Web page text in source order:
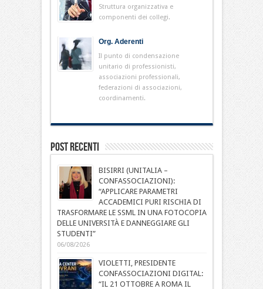
Struttura organizzativa e
componenti dei collegi.
Org. Aderenti
Il punto di condensazione
unitario di professionisti,
associazioni professionali,
federazioni di associazioni,
coordinamenti.
Post Recenti
BISIRRI (UNITALIA –
CONFASSOCIAZIONI):
“APPLICARE PARAMETRI
ACCADEMICI PURI RISCHIA DI
TRASFORMARE LE SSML IN UNA FOTOCOPIA
DELLE UNIVERSITÀ E DANNEGGIARE GLI
STUDENTI”
06/08/2026
VIOLETTI, PRESIDENTE
CONFASSOCIAZIONI DIGITAL:
“IL 21 OTTOBRE A ROMA IL